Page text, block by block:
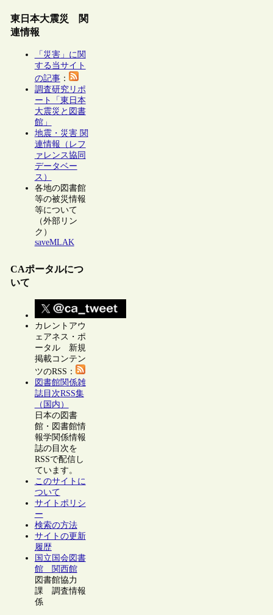
東日本大震災 関
連情報
「災害」に関
する当サイト
の記事：
調査研究リポ
ート「東日本
大震災と図書
館」
地震・災害 関
連情報（レフ
ァレンス協同
データベー
ス）
各地の図書館
等の被災情報
等について
（外部リン
ク）
saveMLAK
CAポータルにつ
いて
カレントアウ
ェアネス・ポ
ータル 新規
掲載コンテン
ツのRSS：
図書館関係雑
誌目次RSS集
（国内）
日本の図書
館・図書館情
報学関係情報
誌の目次を
RSSで配信し
ています。
このサイトに
ついて
サイトポリシ
ー
検索の方法
サイトの更新
履歴
国立国会図書
館 関西館
図書館協力
課 調査情報
係